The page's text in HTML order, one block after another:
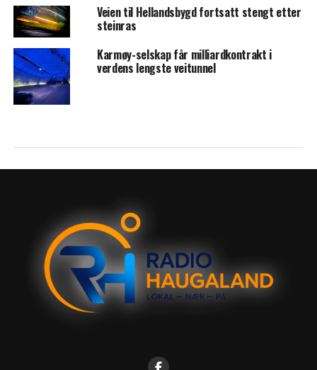
Veien til Hellandsbygd fortsatt stengt etter
steinras
Karmøy-selskap får milliardkontrakt i
verdens lengste veitunnel